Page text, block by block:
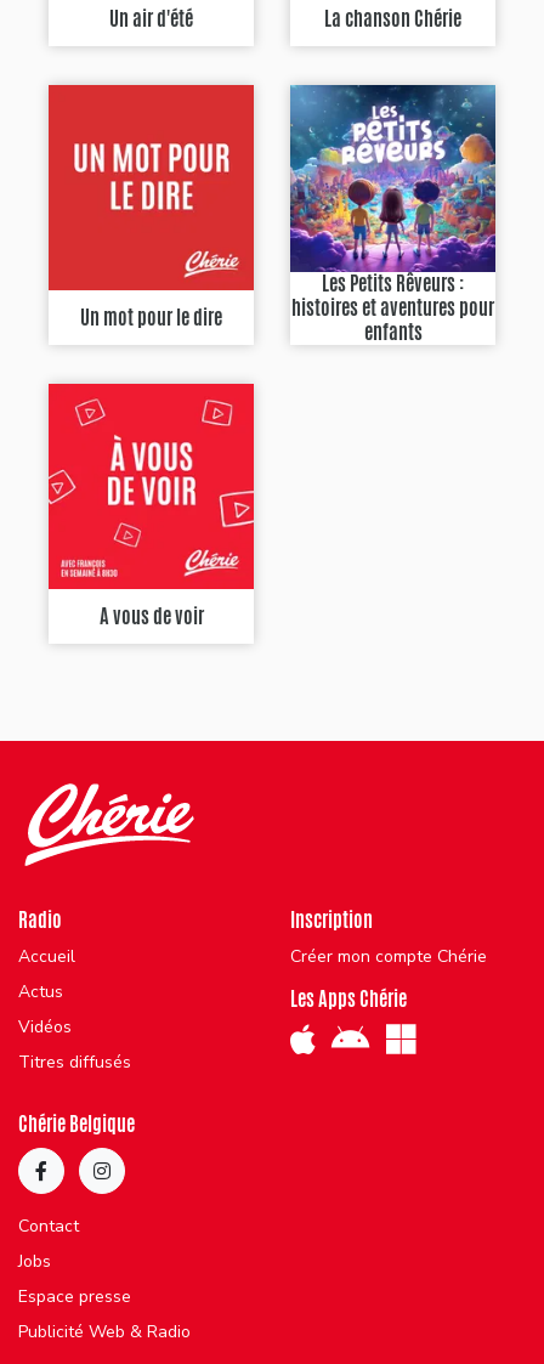
Un air d'été La chanson Chérie
Un mot pour le dire
Les Petits Rêveurs :
histoires et aventures pour
enfants
A vous de voir
Radio
Accueil
Actus
Vidéos
Titres diffusés
Inscription
Créer mon compte Chérie
Les Apps Chérie
Chérie Belgique
Contact
Jobs
Espace presse
Publicité Web & Radio